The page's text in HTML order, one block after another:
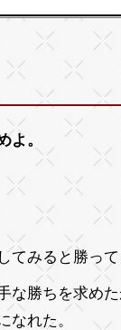
よ。
みると勝って
な勝ちを求め
れた。